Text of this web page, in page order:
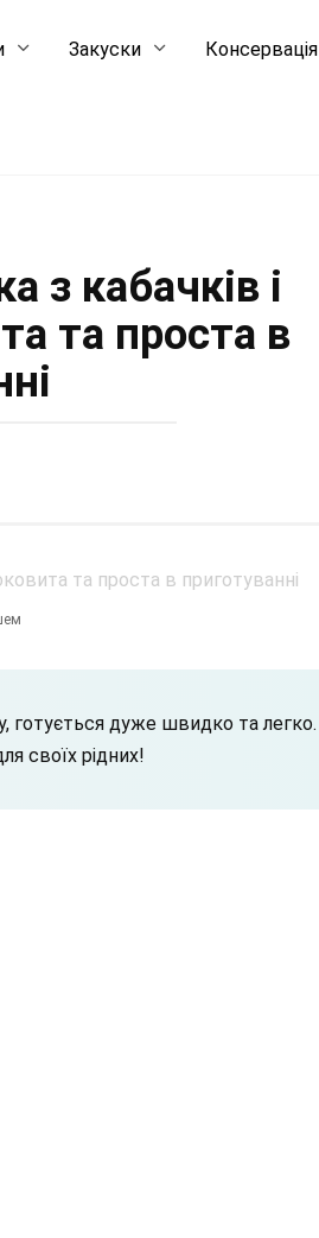
Закуски Консервація
з кабачків і
та проста в
готується дуже швидко та легко.
своїх рідних!